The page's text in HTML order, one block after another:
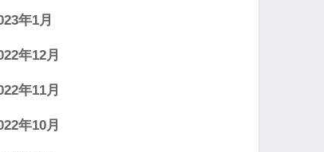
年1月
年12月
年11月
年10月